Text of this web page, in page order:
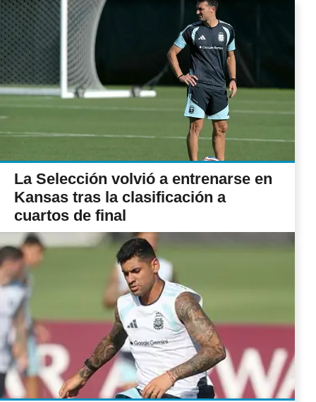
La Selección volvió a entrenarse en
Kansas tras la clasificación a
cuartos de final